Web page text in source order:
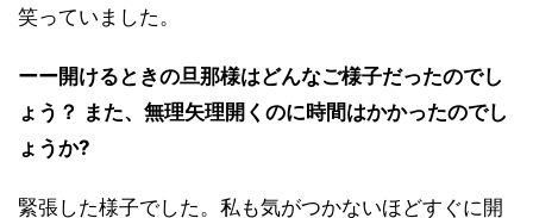
笑っていました。
ーー開けるときの旦那様はどんなご様子だったのでし
ょう？ また、無理矢理開くのに時間はかかったのでし
ょうか?
緊張した様子でした。私も気がつかないほどすぐに開